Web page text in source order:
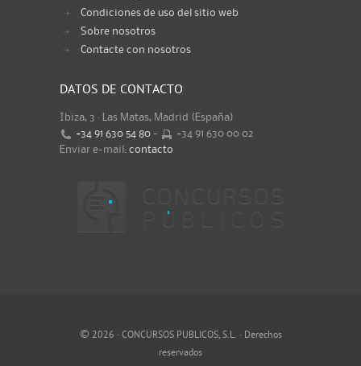
Condiciones de uso del sitio web
Sobre nosotros
Contacte con nosotros
DATOS DE CONTACTO
Ibiza, 3 · Las Matas, Madrid (España)
+34 91 630 54 80 -
+34 91 630 00 02
Enviar e-mail: contacto
© 2026 · CONCURSOS PUBLICOS, S.L. · Derechos
reservados